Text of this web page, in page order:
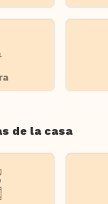
de la casa